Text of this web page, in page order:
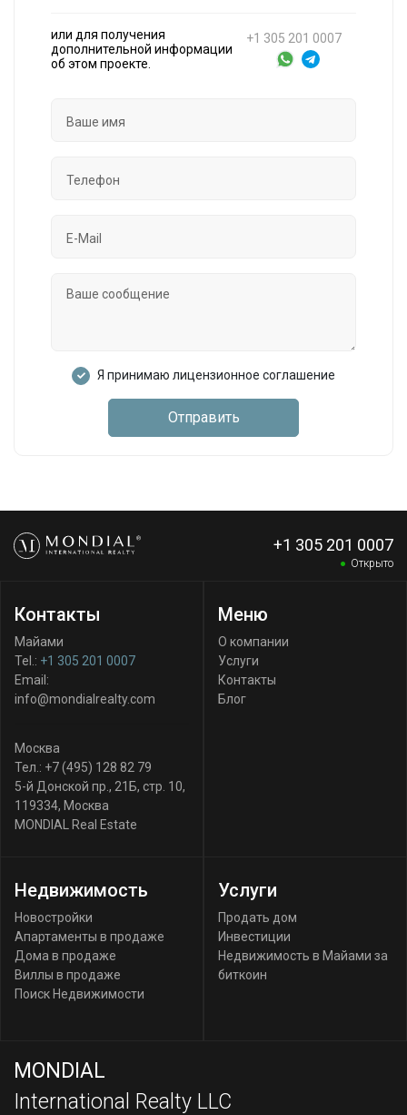
или для получения
дополнительной информации
об этом проекте.
+1 305 201 0007
Я принимаю лицензионное соглашение
Отправить
+1 305 201 0007
Открыто
Контакты
Майами
Tel.: +1 305 201 0007
Email:
info@mondialrealty.com
Москва
Тел.: +7 (495) 128 82 79
5-й Донской пр., 21Б, стр. 10,
119334, Москва
MONDIAL Real Estate
Меню
О компании
Услуги
Контакты
Блог
Недвижимость
Новостройки
Апартаменты в продаже
Дома в продаже
Виллы в продаже
Поиск Недвижимости
Услуги
Продать дом
Инвестиции
Недвижимость в Майами за
биткоин
MONDIAL
International Realty LLC